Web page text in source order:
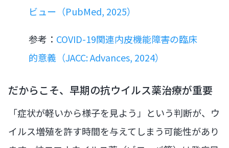
ビュー（PubMed, 2025）
参考： COVID-19関連内皮機能障害の臨床
的意義（JACC: Advances, 2024）
だからこそ、早期の抗ウイルス薬治療が重要
「症状が軽いから様子を見よう」という判断が、ウ
イルス増殖を許す時間を与えてしまう可能性があり